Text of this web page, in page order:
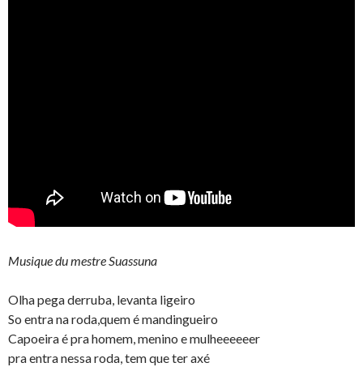
Musique du mestre Suassuna
Olha pega derruba, levanta ligeiro
So entra na roda,quem é mandingueiro
Capoeira é pra homem, menino e mulheeeeeer
pra entra nessa roda, tem que ter axé